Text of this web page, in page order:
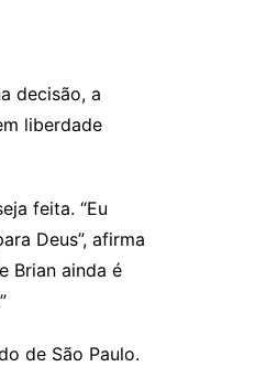
decisão, a
liberdade
feita. “Eu
Deus”, afirma
Brian ainda é
de São Paulo.